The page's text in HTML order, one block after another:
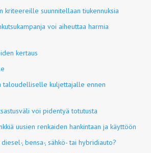
kriteereille suunnitellaan tiukennuksia
voi aiheuttaa harmia
kertaus
taloudelliselle kuljettajalle ennen
voi pidentyä totutusta
uusien renkaiden hankintaan ja käyttöön
, bensa-, sähkö- tai hybridiauto?